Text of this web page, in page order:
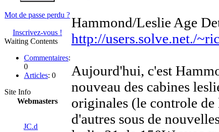
Mot de passe perdu ?
Inscrivez-vous !
Waiting Contents
Commentaires:
0
Articles: 0
Site Info
Webmasters
JC.d
Hammond/Leslie Age
http://users.solve.net./
Aujourd'hui, c'est
nouveau des cabines
originales (le controle de
d'autres sous de